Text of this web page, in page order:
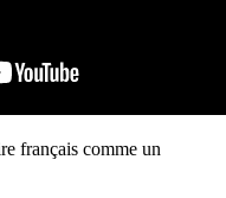
français comme un